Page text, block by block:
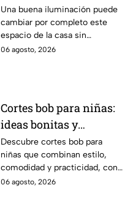
para que se vea
acogedor como en las
películas
Una buena iluminación puede
cambiar por completo este
espacio de la casa sin
necesidad de gastar miles de
06 agosto, 2026
Cortes bob para niñas:
ideas bonitas y
prácticas
Descubre cortes bob para
niñas que combinan estilo,
comodidad y practicidad, con
opciones ideales para renovar
06 agosto, 2026